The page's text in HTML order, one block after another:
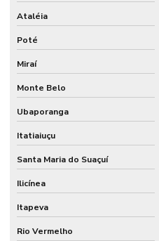
Ataléia
Poté
Miraí
Monte Belo
Ubaporanga
Itatiaiuçu
Santa Maria do Suaçuí
Ilicínea
Itapeva
Rio Vermelho